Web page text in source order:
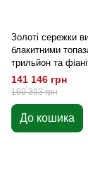
Золоті сережки
блакитними
трильйон та
12324top
141 146 грн
160 393 грн
До кошика